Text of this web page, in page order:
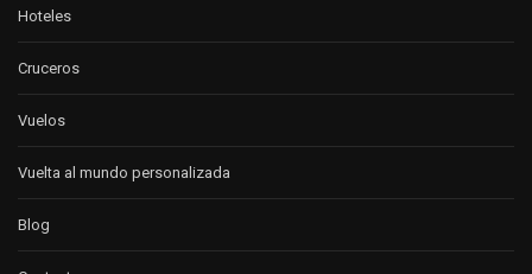
Hoteles
Cruceros
Vuelos
Vuelta al mundo personalizada
Blog